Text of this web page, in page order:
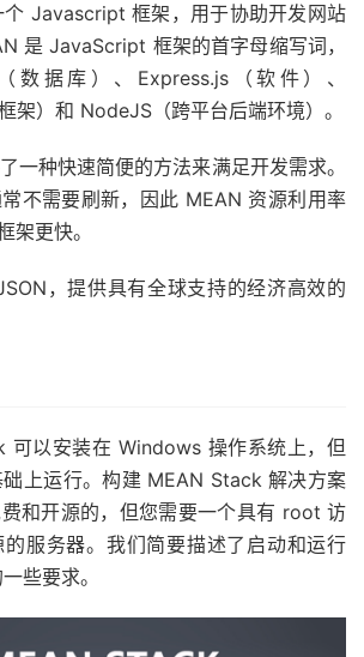
Javascript 框架，用于协助开发网站
是 JavaScript 框架的首字母缩写词，
数据库）、Express.js（软件）、
架）和 NodeJS（跨平台后端环境）。
一种快速简便的方法来满足开发需求。
不需要刷新，因此 MEAN 资源利用率
架更快。
，提供具有全球支持的经济高效的
可以安装在 Windows 操作系统上，但
上运行。构建 MEAN Stack 解决方案
和开源的，但您需要一个具有 root 访
服务器。我们简要描述了启动和运行
些要求。